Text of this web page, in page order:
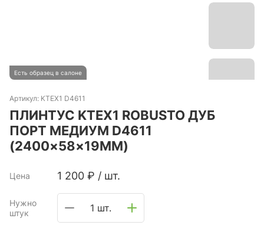
Есть образец в салоне
Артикул: KTEX1 D4611
ПЛИНТУС KTEX1 ROBUSTO ДУБ
ПОРТ МЕДИУМ D4611
(2400×58×19ММ)
Цена 1 200 ₽ / шт.
Нужно
штук
1 шт.